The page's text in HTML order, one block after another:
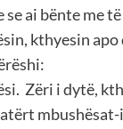
se ai bënte me
kthyesin apo
Zëri i dytë,